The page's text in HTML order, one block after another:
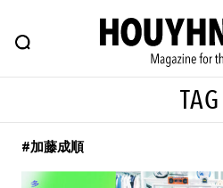
FEATURE BLOG
ヒップなファッション、カルチャー、
#注目のタグ
TAG
#加藤成順